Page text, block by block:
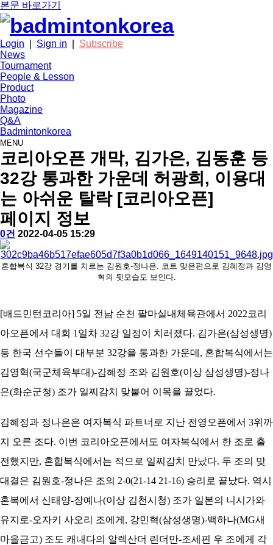
본문 바로가기
Login Sign in
Subscribe
News
Tournament
People & Lesson
Product
Photo
Magazine
Q&A
Badmintonkorea
MENU
news
코리아오픈 개막, 김가은, 김동훈 등
32강 통과한 가운데 허광희, 이용대
는 아쉬운 탈락 [코리아오픈]
페이지 정보
작
성
자
배
드
민
턴
댓
글
0건 작
일
2022-04-05 15:29
본
문
혼합복식 32강 경기를 치르는 김원호-정나은. 코트 맞은편으로 김혜정과 김영
혁의 뒷모습도 보인다.
[배드민턴코리아] 5일 전남 순천 팔마실내체육관에서 2022코리
아오픈에서 대회 1일차 32강 일정이 치러졌다. 김가은(삼성생명)
등 한국 선수들이 대부분 32강을 통과한 가운데, 혼합복식에서는
김영혁(국군체육부대)-김혜정 조와 김원호(이상 삼성생명)-정나
은(화순군청) 조가 일찌감치 맞붙어 이목을 끌었다.
김혜정과 정나은은 여자복식 파트너로 지난 전영오픈에서 3위까
지 오른 조다. 이번 코리아오픈에서도 여자복식에서 한 조로 출
전했지만, 혼합복식에서는 적으로 일찌감치 만났다. 두 조의 맞
대결은 김원호-정나은 조의 2-0(21-14 21-16) 승리로 끝났다. 역시
혼복에서 신태양-장예나(이상 김천시청) 조가 일본의 니시가와
유지로-오자키 사오리 조에게, 강민혁(삼성생명)-백하나(MG새
마을금고) 조도 캐내다의 알렉산더 린더만-조세핀 우 조에게 각